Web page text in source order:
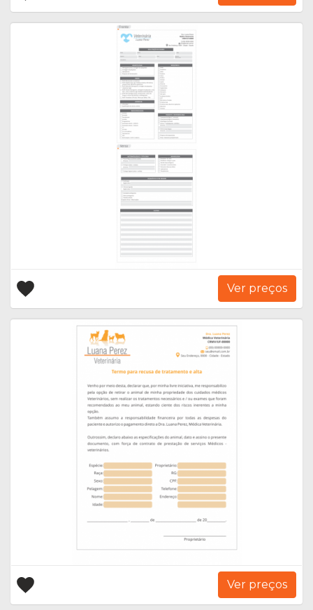
Ver preços
Ver preços